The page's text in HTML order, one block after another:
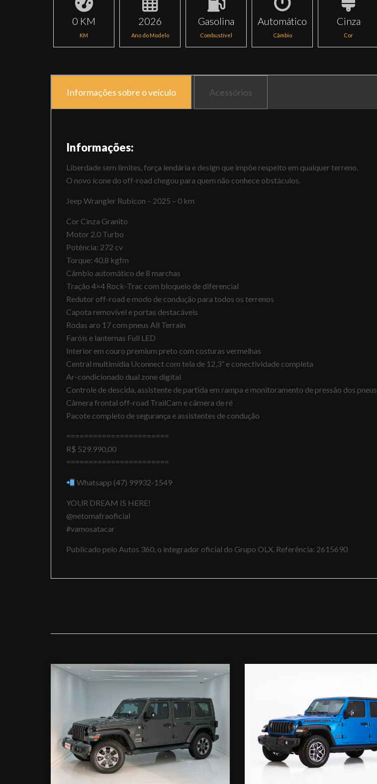
0 KM
KM
2026
Ano do Modelo
Gasolina
Combustível
Automático
Câmbio
Cinza
Cor
Informações sobre o veículo Acessórios
Informações:
Liberdade sem limites, força lendária e design que impõe respeito em qualquer terreno.
O novo ícone do off-road chegou para quem não conhece obstáculos.
Jeep Wrangler Rubicon – 2025 – 0 km
Cor Cinza Granito
Motor 2.0 Turbo
Potência: 272 cv
Torque: 40,8 kgfm
Câmbio automático de 8 marchas
Tração 4×4 Rock-Trac com bloqueio de diferencial
Redutor off-road e modo de condução para todos os terrenos
Capota removível e portas destacáveis
Rodas aro 17 com pneus All Terrain
Faróis e lanternas Full LED
Interior em couro premium preto com costuras vermelhas
Central multimídia Uconnect com tela de 12,3” e conectividade completa
Ar-condicionado dual zone digital
Controle de descida, assistente de partida em rampa e monitoramento de pressão dos pneus
Câmera frontal off-road TrailCam e câmera de ré
Pacote completo de segurança e assistentes de condução
=======================
R$ 529.990,00
=======================
Whatsapp (47) 99932-1549
YOUR DREAM IS HERE!
@netomafraoficial
#vamosatacar
Publicado pelo Autos 360, o integrador oficial do Grupo OLX. Referência: 2615690